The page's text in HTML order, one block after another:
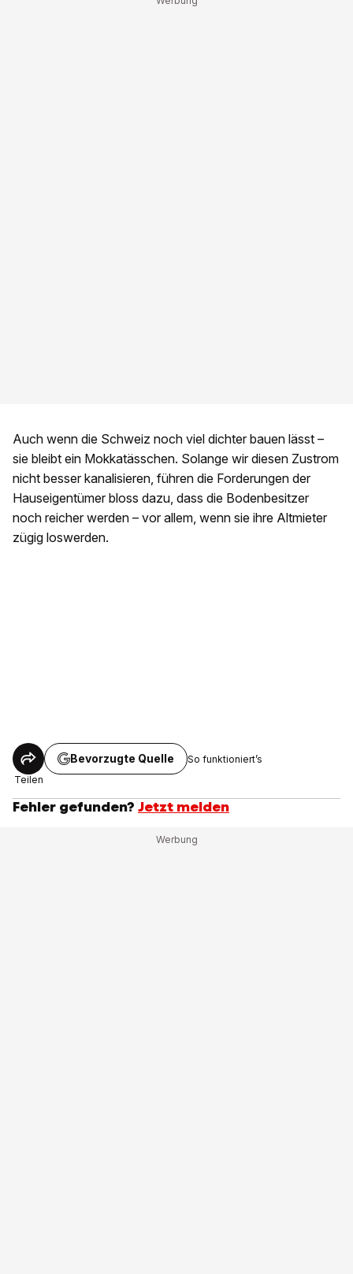
Auch wenn die Schweiz noch viel dichter bauen lässt –
sie bleibt ein Mokkatässchen. Solange wir diesen Zustrom
nicht besser kanalisieren, führen die Forderungen der
Hauseigentümer bloss dazu, dass die Bodenbesitzer
noch reicher werden – vor allem, wenn sie ihre Altmieter
zügig loswerden.
Teilen
Bevorzugte Quelle So funktioniert’s
Fehler gefunden? Jetzt melden